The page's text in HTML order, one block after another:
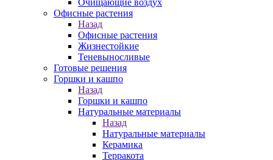
Офисные растения
Назад
Офисные растения
Жизнестойкие
Теневыносливые
Готовые решения
Горшки и кашпо
Назад
Горшки и кашпо
Натуральные материалы
Назад
Натуральные материалы
Керамика
Терракота